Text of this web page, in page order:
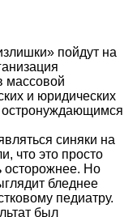
пойдут на
массовой
и юридических
остронуждающимся
синяки на
что это просто
осторожнее. Но
бледнее
педиатру.
был